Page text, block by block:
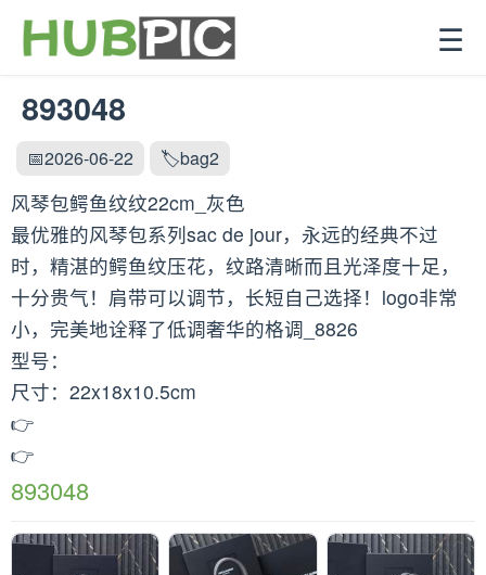
☰
893048
📅2026-06-22 🏷️bag2
风琴包鳄鱼纹纹22cm_灰色
最优雅的风琴包系列sac de jour，永远的经典不过
时，精湛的鳄鱼纹压花，纹路清晰而且光泽度十足，
十分贵气！肩带可以调节，长短自己选择！logo非常
小，完美地诠释了低调奢华的格调_8826
型号：
尺寸：22x18x10.5cm
👉
👉
893048